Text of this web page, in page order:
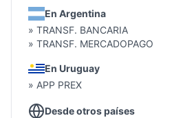
En Argentina
» TRANSF. BANCARIA
» TRANSF. MERCADOPAGO
En Uruguay
» APP PREX
Desde otros países